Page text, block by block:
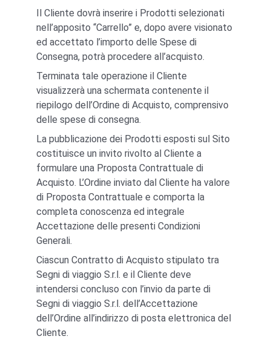
Il Cliente dovrà inserire i Prodotti selezionati
nell’apposito “Carrello” e, dopo avere visionato
ed accettato l’importo delle Spese di
Consegna, potrà procedere all’acquisto.
Terminata tale operazione il Cliente
visualizzerà una schermata contenente il
riepilogo dell’Ordine di Acquisto, comprensivo
delle spese di consegna.
La pubblicazione dei Prodotti esposti sul Sito
costituisce un invito rivolto al Cliente a
formulare una Proposta Contrattuale di
Acquisto. L’Ordine inviato dal Cliente ha valore
di Proposta Contrattuale e comporta la
completa conoscenza ed integrale
Accettazione delle presenti Condizioni
Generali.
Ciascun Contratto di Acquisto stipulato tra
Segni di viaggio S.r.l. e il Cliente deve
intendersi concluso con l’invio da parte di
Segni di viaggio S.r.l. dell’Accettazione
dell’Ordine all’indirizzo di posta elettronica del
Cliente.